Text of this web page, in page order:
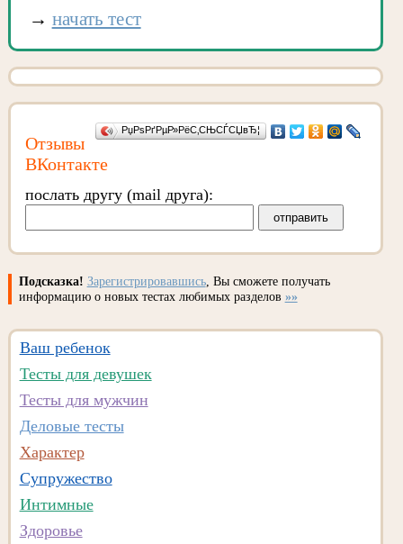
→ начать тест
РџРѕРґРµР»РёС‚СЊСЃСЏвЂ¦
Отзывы
ВКонтакте
послать другу (mail друга):
Подсказка! Зарегистрировавшись, Вы сможете получать
информацию о новых тестах любимых разделов »»
Ваш ребенок
Тесты для девушек
Тесты для мужчин
Деловые тесты
Характер
Супружество
Интимные
Здоровье